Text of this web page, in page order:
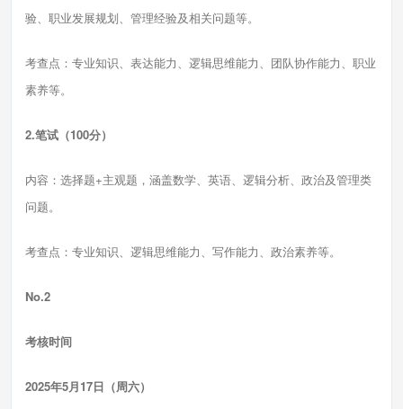
验、职业发展规划、管理经验及相关问题等。
考查点：专业知识、表达能力、逻辑思维能力、团队协作能力、职业
素养等。
2.笔试（100分）
内容：选择题+主观题，涵盖数学、英语、逻辑分析、政治及管理类
问题。
考查点：专业知识、逻辑思维能力、写作能力、政治素养等。
No.2
考核时间
2025年5月17日（周六）